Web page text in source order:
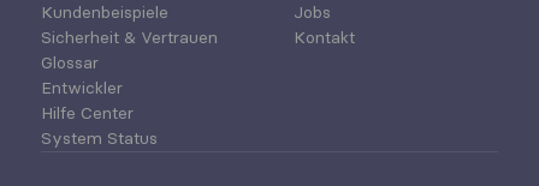
Kundenbeispiele
Sicherheit & Vertrauen
Glossar
Entwickler
Hilfe Center
System Status
Jobs
Kontakt